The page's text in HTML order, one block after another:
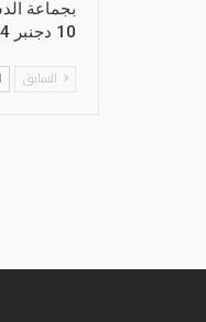
10 دجنبر 2024
السابق